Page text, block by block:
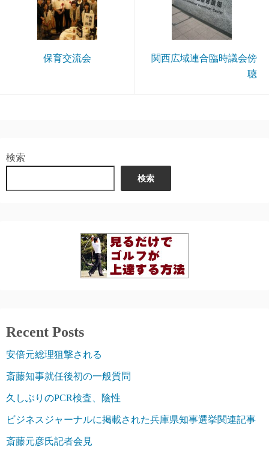
保育交流会
関西広域連合臨時議会傍
聴
検索
検索
Recent Posts
安倍元総理狙撃される
斎藤知事就任後初の一般質問
久しぶりのPCR検査、陰性
ビジネスジャーナルに掲載された兵庫県知事選挙関連記事
斎藤元彦氏記者会見